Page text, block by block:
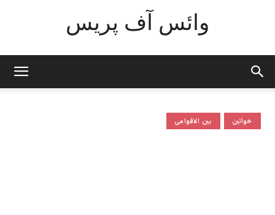
وائس آف پریس
بین الاقوامی خواتین